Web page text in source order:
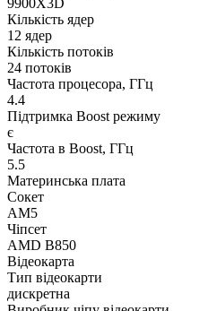
Кількість ядер
12 ядер
Кількість потоків
24 потоків
Частота процесора, ГГц
4.4
Підтримка Boost режиму
є
Частота в Boost, ГГц
5.5
Материнська плата
Сокет
AM5
Чіпсет
AMD B850
Відеокарта
Тип відеокарти
дискретна